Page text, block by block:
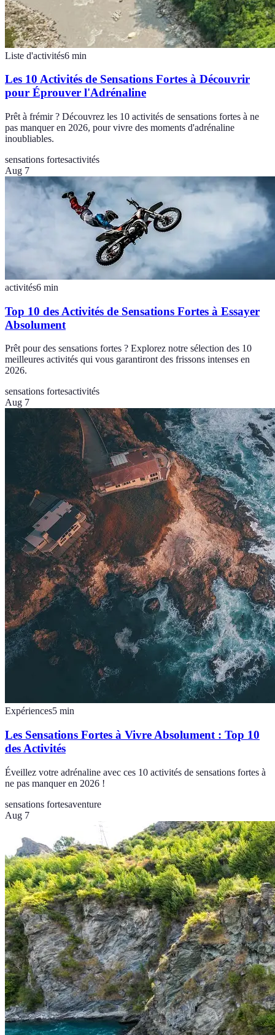
Liste d'activités6 min
Les 10 Activités de Sensations Fortes à Découvrir
pour Éprouver l'Adrénaline
Prêt à frémir ? Découvrez les 10 activités de sensations fortes à ne
pas manquer en 2026, pour vivre des moments d'adrénaline
inoubliables.
sensations fortesactivités
Aug 7
activités6 min
Top 10 des Activités de Sensations Fortes à Essayer
Absolument
Prêt pour des sensations fortes ? Explorez notre sélection des 10
meilleures activités qui vous garantiront des frissons intenses en
2026.
sensations fortesactivités
Aug 7
Expériences5 min
Les Sensations Fortes à Vivre Absolument : Top 10
des Activités
Éveillez votre adrénaline avec ces 10 activités de sensations fortes à
ne pas manquer en 2026 !
sensations fortesaventure
Aug 7